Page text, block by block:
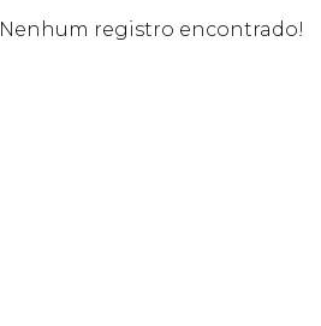
Nenhum registro encontrado!